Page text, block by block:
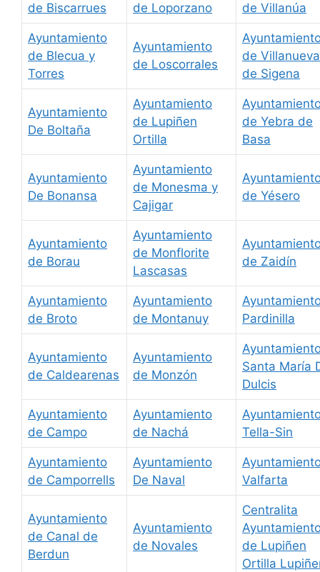
de Biscarrues
de Loporzano
de Villanúa
Ayuntamiento
de Blecua y
Torres
Ayuntamiento
de Loscorrales
de Villanueva
de Sigena
Ayuntamiento
De Boltaña
Ayuntamiento
de Lupiñen
Ortilla
de Yebra de
Basa
Ayuntamiento
De Bonansa
Ayuntamiento
de Monesma y
Cajigar
de Yésero
Ayuntamiento
de Borau
Ayuntamiento
de Monflorite
Lascasas
de Zaidín
Ayuntamiento
de Broto
Ayuntamiento
de Montanuy
Pardinilla
Ayuntamiento
de Caldearenas
Ayuntamiento
de Monzón
Santa María
Dulcis
Ayuntamiento
de Campo
Ayuntamiento
de Nachá
Tella-Sin
Ayuntamiento
de Camporrells
Ayuntamiento
De Naval
Valfarta
Ayuntamiento
de Canal de
Berdun
Ayuntamiento
de Novales
Centralita
de Lupiñen
Ortilla